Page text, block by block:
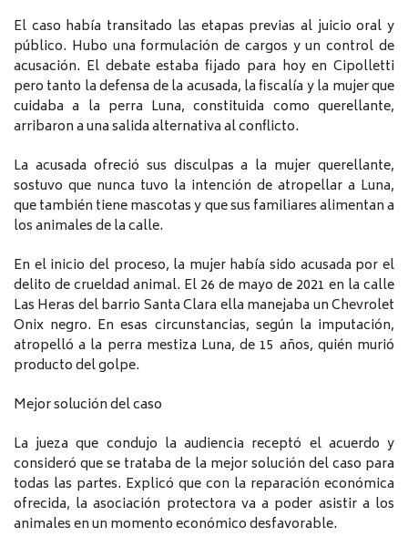
El caso había transitado las etapas previas al juicio oral y
público. Hubo una formulación de cargos y un control de
acusación. El debate estaba fijado para hoy en Cipolletti
pero tanto la defensa de la acusada, la fiscalía y la mujer que
cuidaba a la perra Luna, constituida como querellante,
arribaron a una salida alternativa al conflicto.
La acusada ofreció sus disculpas a la mujer querellante,
sostuvo que nunca tuvo la intención de atropellar a Luna,
que también tiene mascotas y que sus familiares alimentan a
los animales de la calle.
En el inicio del proceso, la mujer había sido acusada por el
delito de crueldad animal. El 26 de mayo de 2021 en la calle
Las Heras del barrio Santa Clara ella manejaba un Chevrolet
Onix negro. En esas circunstancias, según la imputación,
atropelló a la perra mestiza Luna, de 15 años, quién murió
producto del golpe.
Mejor solución del caso
La jueza que condujo la audiencia receptó el acuerdo y
consideró que se trataba de la mejor solución del caso para
todas las partes. Explicó que con la reparación económica
ofrecida, la asociación protectora va a poder asistir a los
animales en un momento económico desfavorable.